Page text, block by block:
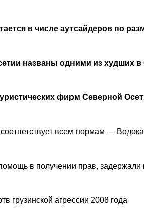
в числе аутсайдеров по
названы одними из худших
фирм Северной
всем нормам —
в получении прав, задержали
грузинской агрессии 2008 года